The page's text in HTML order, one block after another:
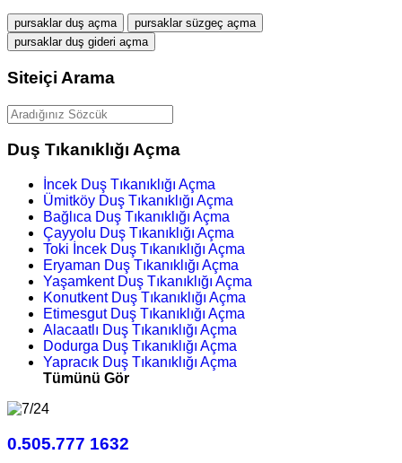
pursaklar duş açma
pursaklar süzgeç açma
pursaklar duş gideri açma
Siteiçi Arama
Duş Tıkanıklığı Açma
İncek Duş Tıkanıklığı Açma
Ümitköy Duş Tıkanıklığı Açma
Bağlıca Duş Tıkanıklığı Açma
Çayyolu Duş Tıkanıklığı Açma
Toki İncek Duş Tıkanıklığı Açma
Eryaman Duş Tıkanıklığı Açma
Yaşamkent Duş Tıkanıklığı Açma
Konutkent Duş Tıkanıklığı Açma
Etimesgut Duş Tıkanıklığı Açma
Alacaatlı Duş Tıkanıklığı Açma
Dodurga Duş Tıkanıklığı Açma
Yapracık Duş Tıkanıklığı Açma
Tümünü Gör
0.505.777 1632